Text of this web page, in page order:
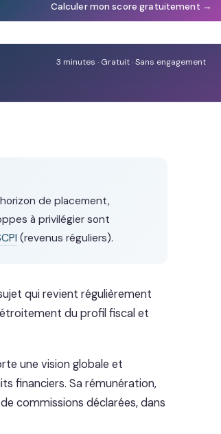
Calculer mon score gratuitement →
3 minutes · Gratuit · Sans engagement
de placement,
à privilégier sont
(revenus réguliers).
qui revient régulièrement
du profil fiscal et
une vision globale et
financiers. Sa rémunération,
commissions déclarées, dans